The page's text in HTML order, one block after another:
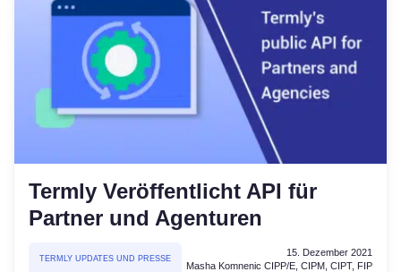
Termly Veröffentlicht API für
Partner und Agenturen
TERMLY UPDATES UND PRESSE
15. Dezember 2021
Masha Komnenic CIPP/E, CIPM, CIPT, FIP